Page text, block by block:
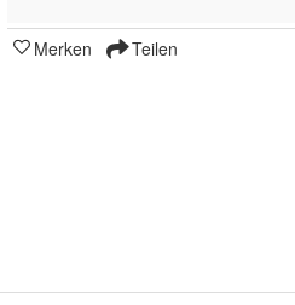
Merken Teilen